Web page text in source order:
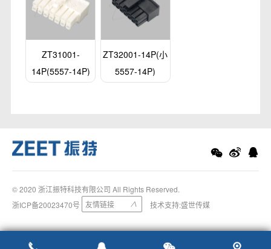
ZT31001-
14P(5557-14P)
ZT32001-14P(小
5557-14P)
© 2020 浙江振特科技有限公司 All Rights Reserved.
浙ICP备20023470号
友情链接 ∨ 技术支持:盛世传媒